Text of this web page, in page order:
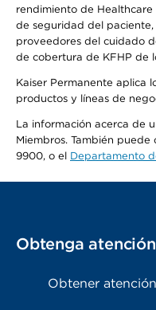
rendimiento de Healthcare
de seguridad del paciente,
proveedores del cuidado
de cobertura de KFHP de
Kaiser Permanente aplica
productos y líneas de
La información acerca de
Miembros. También puede
9900, o el Departamento
Obtenga atención
Obtener atención